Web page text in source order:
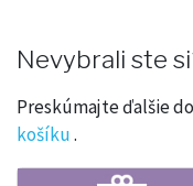
Nevybrali ste
Preskúmajte ďalšie
košíku.